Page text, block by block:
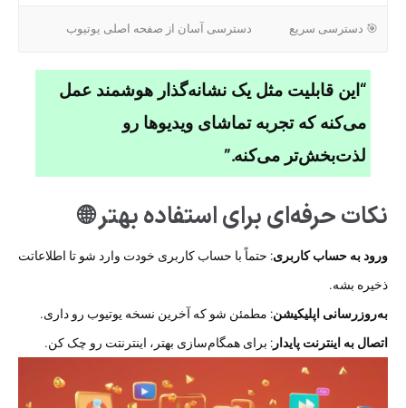
🎯 دسترسی سریع دسترسی آسان از صفحه اصلی یوتیوب
“این قابلیت مثل یک نشانه‌گذار هوشمند عمل
می‌کنه که تجربه تماشای ویدیوها رو
لذت‌بخش‌تر می‌کنه.”
نکات حرفه‌ای برای استفاده بهتر 🌐
ورود به حساب کاربری: حتماً با حساب کاربری خودت وارد شو تا اطلاعاتت
ذخیره بشه.
به‌روزرسانی اپلیکیشن: مطمئن شو که آخرین نسخه یوتیوب رو داری.
اتصال به اینترنت پایدار : برای همگام‌سازی بهتر، اینترنتت رو چک کن.